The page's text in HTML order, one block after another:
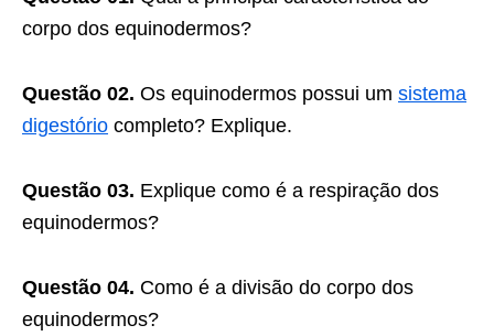
corpo dos equinodermos?
Questão 02. Os equinodermos possui um sistema
digestório completo? Explique.
Questão 03. Explique como é a respiração dos
equinodermos?
Questão 04. Como é a divisão do corpo dos
equinodermos?